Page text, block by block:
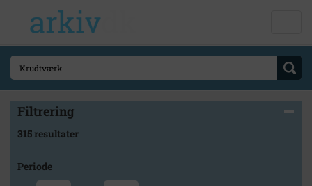
Filtrering
315 resultater
Periode